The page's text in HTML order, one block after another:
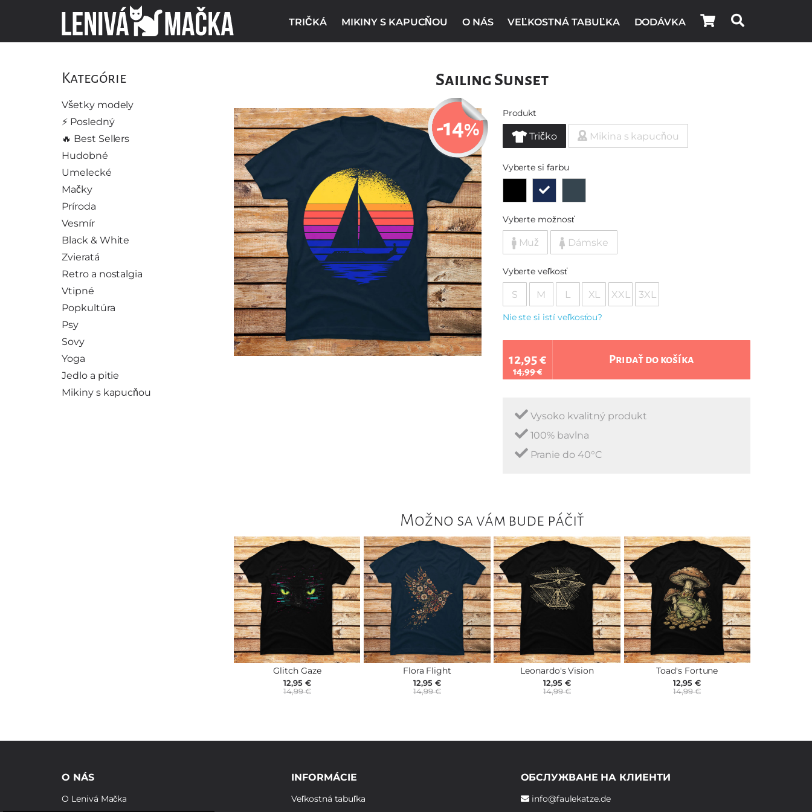
TRIČKÁ MIKINY S KAPUCŇOU O NÁS VEĽKOSTNÁ TABUĽKA DODÁVKA
Kategórie
Všetky modely
⚡️ Posledný
🔥 Best Sellers
Hudobné
Umelecké
Mačky
Príroda
Vesmír
Black & White
Zvieratá
Retro a nostalgia
Vtipné
Popkultúra
Psy
Sovy
Yoga
Jedlo a pitie
Mikiny s kapucňou
Sailing Sunset
-14%
Produkt
Tričko Mikina s kapucňou
Vyberte si farbu
Vyberte možnosť
Muž Dámske
Vyberte veľkosť
S M L XL XXL 3XL
Nie ste si istí veľkosťou?
12,95 €
14,99 €
Pridať do košíka
Vysoko kvalitný produkt
100% bavlna
Pranie do 40°C
Možno sa vám bude páčiť
Glitch Gaze
12,95 €
14,99 €
Flora Flight
12,95 €
14,99 €
Leonardo's Vision
12,95 €
14,99 €
Toad's Fortune
12,95 €
14,99 €
O NÁS
O Lenivá Mačka
INFORMÁCIE
Veľkostná tabuľka
ОБСЛУЖВАНЕ НА КЛИЕНТИ
info@faulekatze.de